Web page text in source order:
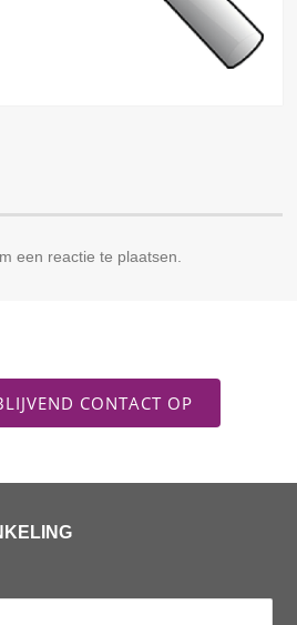
een reactie te plaatsen.
CONTACT OP